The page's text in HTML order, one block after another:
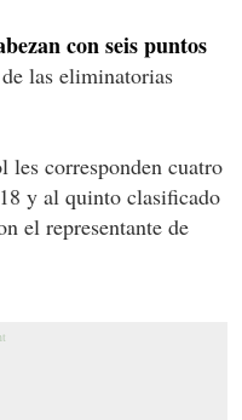
con seis puntos
de las eliminatorias
les corresponden cuatro
y al quinto clasificado
el representante de